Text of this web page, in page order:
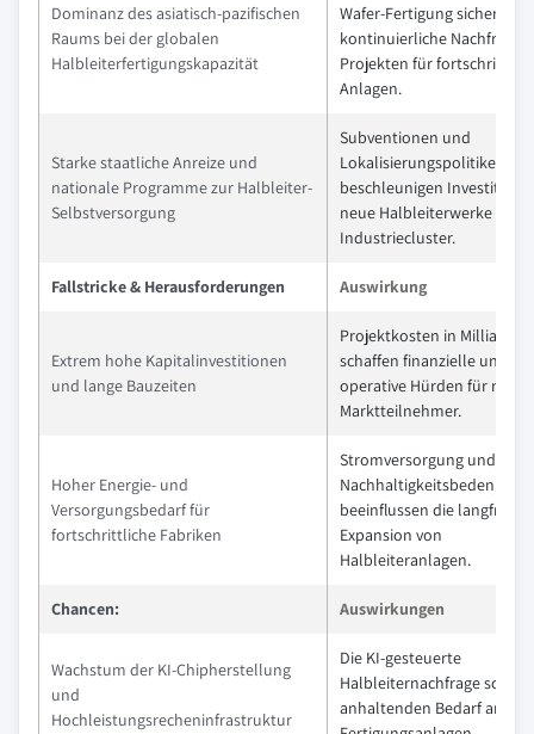
Dominanz des asiatisch-pazifischen
Raums bei der globalen
Halbleiterfertigungskapazität
Wafer-Fertigung sichert
kontinuierliche Nachfrage
Projekten für
Anlagen.
Starke staatliche Anreize und
nationale Programme zur Halbleiter-
Selbstversorgung
Subventionen und
Lokalisierungspolitiken
beschleunigen
neue Halbleiterwerke und
Industriecluster.
Fallstricke & Herausforderungen Auswirkung
Extrem hohe Kapitalinvestitionen
und lange Bauzeiten
Projektkosten in
schaffen finanzielle und
operative Hürden für neue
Marktteilnehmer.
Hoher Energie- und
Versorgungsbedarf für
fortschrittliche Fabriken
Stromversorgung und
Nachhaltigkeitsbedenken
beeinflussen die
Expansion von
Halbleiteranlagen.
Chancen: Auswirkungen
Wachstum der KI-Chipherstellung
und
Hochleistungsrecheninfrastruktur
Die KI-gesteuerte
Halbleiternachfrage
anhaltenden Bedarf an